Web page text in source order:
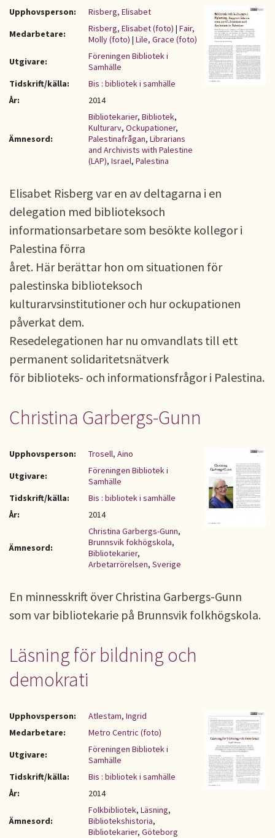
Upphovsperson:
Risberg, Elisabet
Medarbetare:
Risberg, Elisabet (foto) | Fair,
Molly (foto) | Lile, Grace (foto)
Utgivare:
Föreningen Bibliotek i
Samhälle
Tidskrift/källa:
Bis : bibliotek i samhälle
År:
2014
Ämnesord:
Bibliotekarier, Bibliotek,
Kulturarv, Ockupationer,
Palestinafrågan, Librarians
and Archivists with Palestine
(LAP), Israel, Palestina
Elisabet Risberg var en av deltagarna i en
delegation med biblioteksoch
informationsarbetare som besökte kollegor i
Palestina förra
året. Här berättar hon om situationen för
palestinska biblioteksoch
kulturarvsinstitutioner och hur ockupationen
påverkat dem.
Resedelegationen har nu omvandlats till ett
permanent solidaritetsnätverk
för biblioteks- och informationsfrågor i Palestina.
Christina Garbergs-Gunn
Upphovsperson:
Trosell, Aino
Utgivare:
Föreningen Bibliotek i
Samhälle
Tidskrift/källa:
Bis : bibliotek i samhälle
År:
2014
Ämnesord:
Christina Garbergs-Gunn,
Brunnsvik fokhögskola,
Bibliotekarier,
Arbetarrörelsen, Sverige
En minnesskrift över Christina Garbergs-Gunn
som var bibliotekarie på Brunnsvik folkhögskola.
Läsning för bildning och
demokrati
Upphovsperson:
Atlestam, Ingrid
Medarbetare:
Metro Centric (foto)
Utgivare:
Föreningen Bibliotek i
Samhälle
Tidskrift/källa:
Bis : bibliotek i samhälle
År:
2014
Ämnesord:
Folkbibliotek, Läsning,
Bibliotekshistoria,
Bibliotekarier, Göteborg